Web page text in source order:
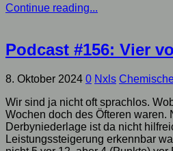
Continue reading...
Podcast #156: Vier
8. Oktober 2024 0 Nxls
Wir sind ja nicht oft sprachlos.
Wochen doch des Öfteren waren.
Derbyniederlage ist da nicht
Leistungssteigerung erkennbar